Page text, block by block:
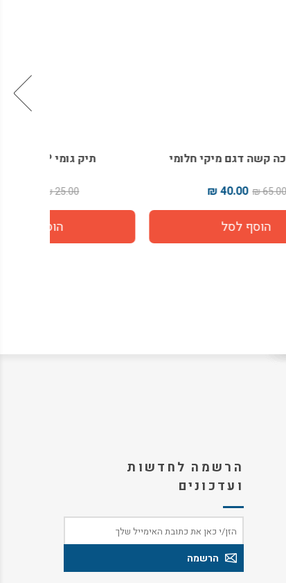
תיק גומי PP מיקי חלומי
הרשמה לחדשות
ועדכונים